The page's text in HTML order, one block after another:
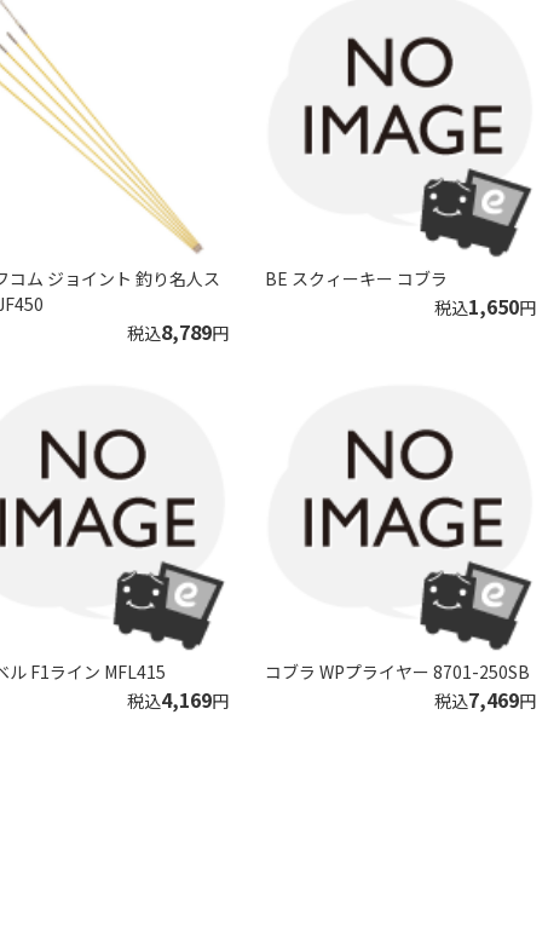
コム ジョイント 釣り名人ス
税込8,789円
BE スクィーキー コブラ
税込1,650円
ル F1ライン MFL415
税込4,169円
コブラ WPプライヤー 8701-250SB
税込7,469円